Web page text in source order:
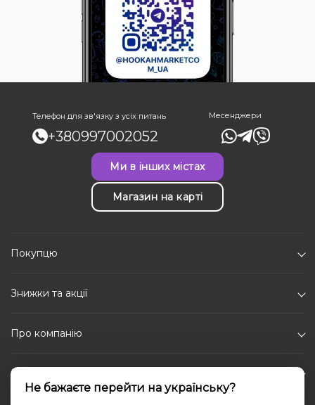
Телефон для зв'язку з усіх питань
+380997002052
Месенджери
Ми в інших містах
Магазин на карті
Покупцю
Знижки та акції
Про компанію
Каталог
Не бажаєте перейти на українську?